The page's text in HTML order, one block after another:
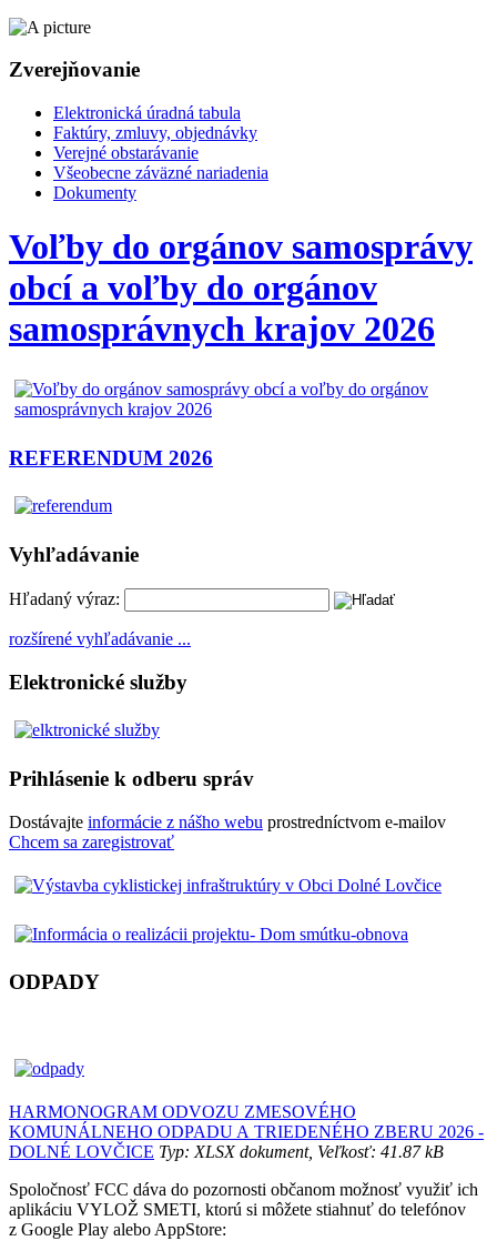
Zverejňovanie
Elektronická úradná tabula
Faktúry, zmluvy, objednávky
Verejné obstarávanie
Všeobecne záväzné nariadenia
Dokumenty
Voľby do orgánov samosprávy
obcí a voľby do orgánov
samosprávnych krajov 2026
REFERENDUM 2026
Vyhľadávanie
Hľadaný výraz:
rozšírené vyhľadávanie ...
Elektronické služby
Prihlásenie k odberu správ
Dostávajte informácie z nášho webu prostredníctvom e-mailov
Chcem sa zaregistrovať
ODPADY
HARMONOGRAM ODVOZU ZMESOVÉHO
KOMUNÁLNEHO ODPADU A TRIEDENÉHO ZBERU 2026 -
DOLNÉ LOVČICE Typ: XLSX dokument, Veľkosť: 41.87 kB
Spoločnosť FCC dáva do pozornosti občanom možnosť využiť ich
aplikáciu VYLOŽ SMETI, ktorú si môžete stiahnuť do telefónov
z Google Play alebo AppStore: